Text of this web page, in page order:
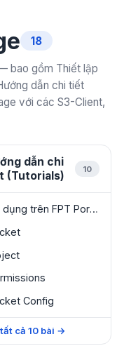
18
bao gồm Thiết lập
dẫn chi tiết
với các S3-Client,
dẫn chi
(Tutorials)
10
Sử dụng trên FPT Portal
Config
cả 10 bài →